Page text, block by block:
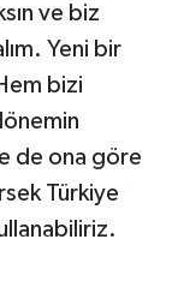
ve biz
Yeni bir
bizi
de ona göre
Türkiye